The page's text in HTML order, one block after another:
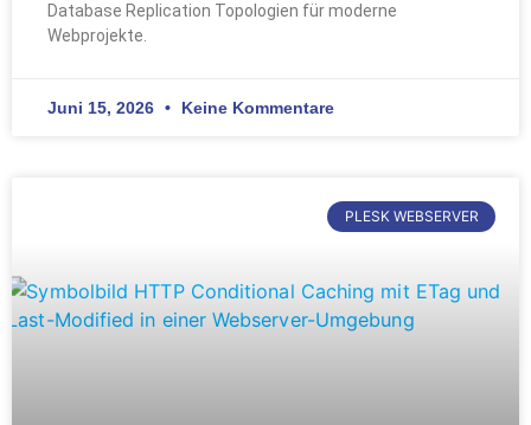
Database Replication Topologien für moderne
Webprojekte.
Juni 15, 2026 Keine Kommentare
PLESK WEBSERVER